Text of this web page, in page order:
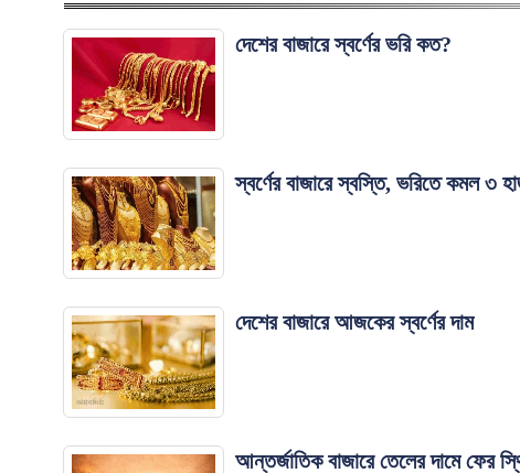
দেশের বাজারে স্বর্ণের ভরি কত?
স্বর্ণের বাজারে স্বস্তি, ভরিতে কমল ৩
দেশের বাজারে আজকের স্বর্ণের দাম
আন্তর্জাতিক বাজারে তেলের দামে ফের